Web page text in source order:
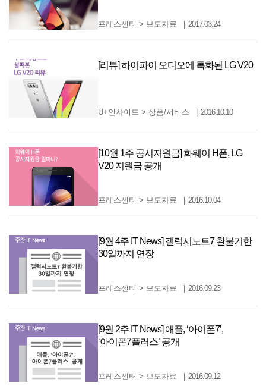
프레스센터 > 보도자료 2017.03.24
[리뷰] 하이파이 오디오에 특화된 LG V20
U+인사이드 >상품/서비스 2016.10.10
[10월 1주 공시지원금] 화웨이 H폰, LG
V20 지원금 공개
프레스센터 > 보도자료 2016.10.04
[9월 4주 IT News] 갤럭시노트7 환불기한
30일까지 연장
프레스센터 > 보도자료 2016.09.23
[9월 2주 IT News] 애플, ‘아이폰7’,
‘아이폰7플러스’ 공개
프레스센터 > 보도자료 2016.09.12